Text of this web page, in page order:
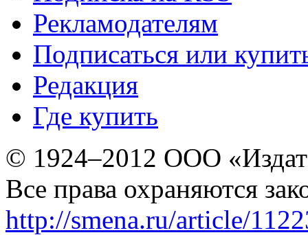
Рекламодателям
Подписаться или
Редакция
Где купить
© 1924–2012 ООО
Все права охраняются
http://smena.ru/article/